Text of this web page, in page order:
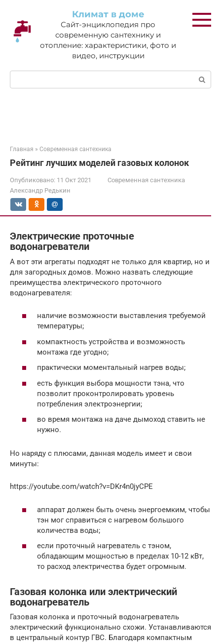
контенту
Климат в доме
Сайт-энциклопедия про
современную сантехнику и
отопление: характеристики, фото и
видео, инструкции
Поиск:
Главная » Современная сантехника
Рейтинг лучших моделей газовых колонок
Опубликовано: 11 Окт 2021
Современная сантехника
Александр Редькин
Электрические проточные
водонагреватели
А вот эти агрегаты подходят не только для квартир, но и
для загородных домов. Можно назвать следующие
преимущества электрического проточного
водонагревателя:
наличие возможности выставления требуемой
температуры;
компактность устройства и возможность
монтажа где угодно;
практически моментальный нагрев воды;
есть функция выбора мощности тэна, что
позволит проконтролировать уровень
потребления электроэнергии;
во время монтажа на даче дымоход ставить не
нужно.
Но наряду с плюсами, данная модель имеет и свои
минуты:
https://youtube.com/watch?v=DKr4n0jyCPE
аппарат должен быть очень энергоемким, чтобы
тэн мог справиться с нагревом большого
количества воды;
если проточный нагреватель с тэном,
обладающим мощностью в пределах 10-12 кВт,
то расход электричества будет огромным.
Газовая колонка или электрический
водонагреватель
Газовая колонка и проточный водонагреватель
электрический функционально схожи. Устанавливаются
в центральный контур ГВС. Благодаря компактным